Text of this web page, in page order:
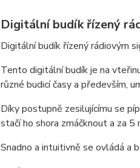
Digitální budík řízený
Digitální budík řízený rádiovým
Tento digitální budík je na
různé budicí časy a především,
Díky postupně zesilujícímu se
stačí ho shora zmáčknout a za 5
Snadno a intuitivně se ovládá a